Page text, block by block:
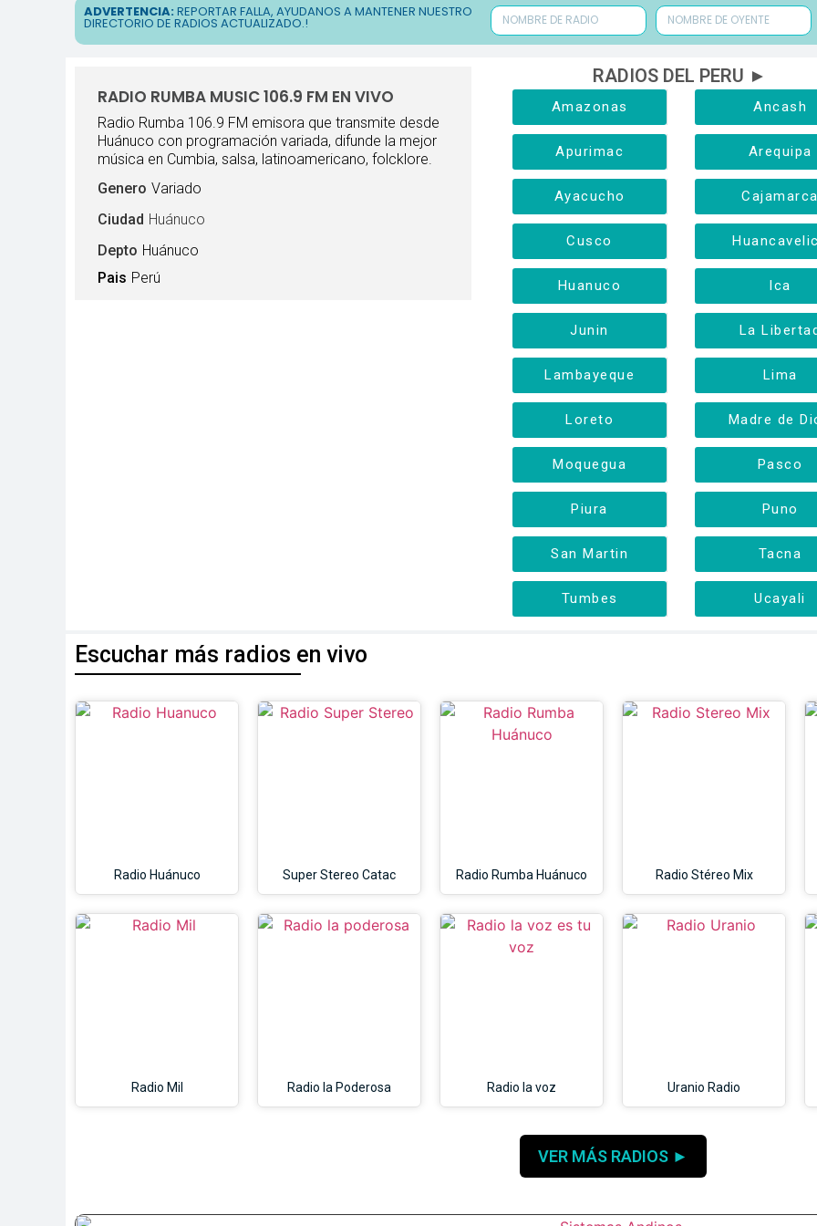
ADVERTENCIA: REPORTAR FALLA, AYUDANOS A MANTENER NUESTRO
DIRECTORIO DE RADIOS ACTUALIZADO.!
RADIO RUMBA MUSIC 106.9 FM EN VIVO
Radio Rumba 106.9 FM emisora que transmite desde
Huánuco con programación variada, difunde la mejor
música en Cumbia, salsa, latinoamericano, folcklore.
Genero Variado
Ciudad Huánuco
Depto Huánuco
Pais Perú
RADIOS DEL PERU ►
Amazonas Ancash
Apurimac Arequipa
Ayacucho
Cusco
Huanuco Ica
Junin La
Lambayeque Lima
Loreto Madre de
Moquegua Pasco
Piura Puno
San Martin Tacna
Tumbes Ucayali
Escuchar más radios en vivo
Radio Huánuco Super Stereo Catac Radio Rumba Huánuco Radio Stéreo Mix
Radio Mil Radio la Poderosa Radio la voz Uranio Radio
VER MÁS RADIOS ►